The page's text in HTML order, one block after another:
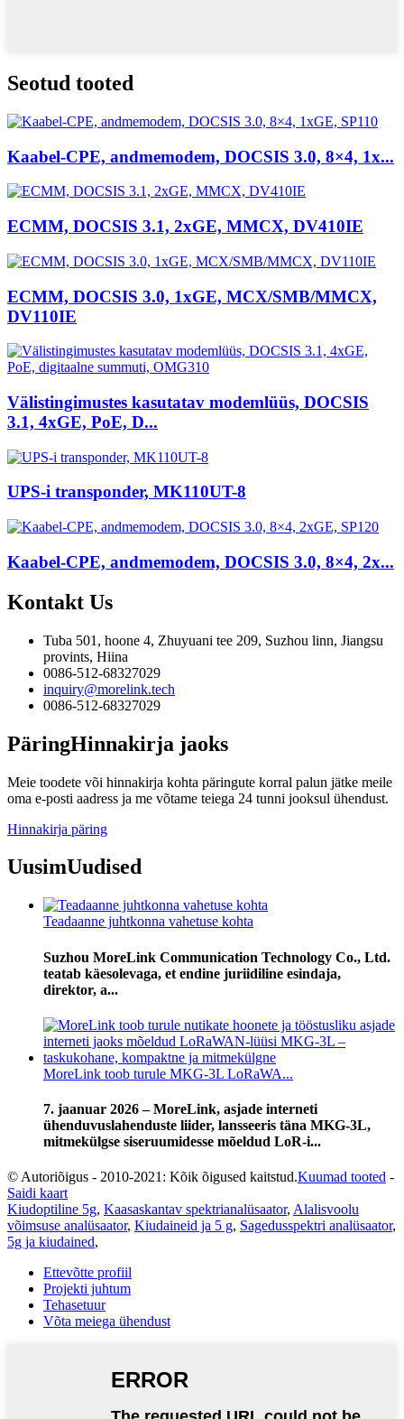
Seotud tooted
Kaabel-CPE, andmemodem, DOCSIS 3.0, 8×4, 1x...
ECMM, DOCSIS 3.1, 2xGE, MMCX, DV410IE
ECMM, DOCSIS 3.0, 1xGE, MCX/SMB/MMCX,
DV110IE
Välistingimustes kasutatav modemlüüs, DOCSIS
3.1, 4xGE, PoE, D...
UPS-i transponder, MK110UT-8
Kaabel-CPE, andmemodem, DOCSIS 3.0, 8×4, 2x...
Kontakt Us
Tuba 501, hoone 4, Zhuyuani tee 209, Suzhou linn, Jiangsu
provints, Hiina
0086-512-68327029
inquiry@morelink.tech
0086-512-68327029
PäringHinnakirja jaoks
Meie toodete või hinnakirja kohta päringute korral palun jätke meile
oma e-posti aadress ja me võtame teiega 24 tunni jooksul ühendust.
Hinnakirja päring
UusimUudised
Teadaanne juhtkonna vahetuse kohta
Suzhou MoreLink Communication Technology Co., Ltd.
teatab käesolevaga, et endine juriidiline esindaja,
direktor, a...
MoreLink toob turule MKG-3L LoRaWA...
7. jaanuar 2026 – MoreLink, asjade interneti
ühenduvuslahenduste liider, lansseeris täna MKG-3L,
mitmekülgse siseruumidesse mõeldud LoR-i...
© Autoriõigus - 2010-2021: Kõik õigused kaitstud.Kuumad tooted -
Saidi kaart
Kiudoptiline 5g, Kaasaskantav spektrianalüsaator, Alalisvoolu
võimsuse analüsaator, Kiudaineid ja 5 g, Sagedusspektri analüsaator,
5g ja kiudained,
Ettevõtte profiil
Projekti juhtum
Tehasetuur
Võta meiega ühendust